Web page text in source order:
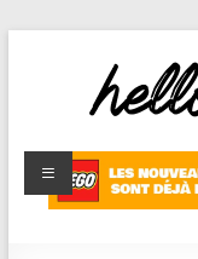
HelloBricks
Blog LEGO,
nouveaut�s